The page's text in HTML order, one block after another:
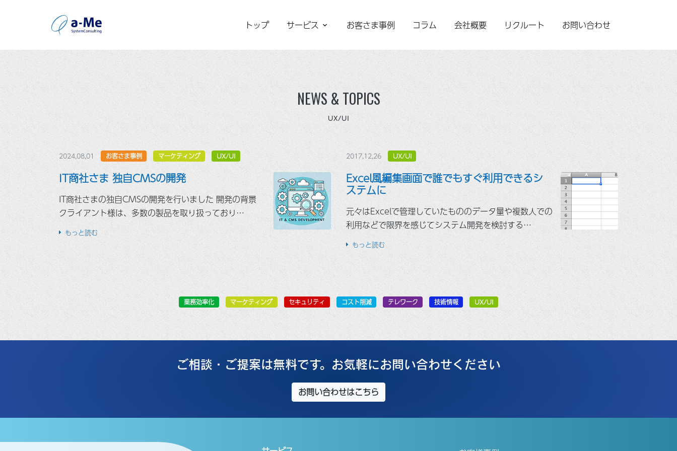
トップ サービス お客さま事例 コラム 会社概要 リクルート お問い合わせ
NEWS & TOPICS
UX/UI
2024,08,01 お客さま事例 マーケティング UX/UI
IT商社さま 独自CMSの開発
IT商社さまの独自CMSの開発を行いました 開発の背景
クライアント様は、多数の製品を取り扱っており…
もっと読む
2017,12,26 UX/UI
Excel風編集画面で誰でもすぐ利用できるシ
ステムに
元々はExcelで管理していたもののデータ量や複数人での
利用などで限界を感じてシステム開発を検討する…
もっと読む
業務効率化 マーケティング セキュリティ コスト削減 テレワーク 技術情報 UX/UI
ご相談・ご提案は無料です。お気軽にお問い合わせください
お問い合わせはこちら